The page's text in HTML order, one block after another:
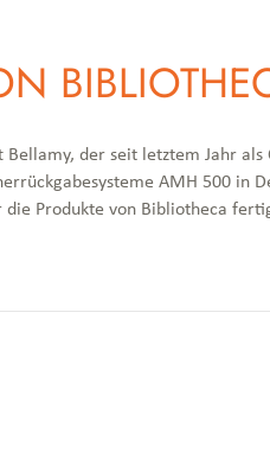
der seit letztem Jahr als
AMH 500 in
die Produkte von Bibliotheca